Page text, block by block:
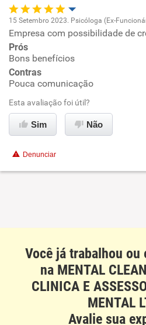
Oportunidade de promoção
Ambiente de trabalho
Benefícios
Recomenda esta empresa
15 Setembro 2023. Psicóloga (Ex-
Empresa com possibilidade de
Prós
Bons benefícios
Contras
Pouca comunicação
Esta avaliação foi útil?
Sim Não
Denunciar
Você já trabalhou ou
na MENTAL
CLINICA E
MENTAL
Avalie sua